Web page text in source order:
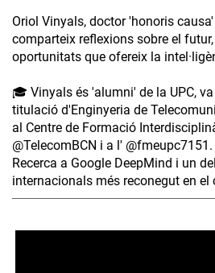
Oriol Vinyals, doctor 'honoris causa'
comparteix reflexions sobre el
oportunitats que ofereix la
🎓 Vinyals és 'alumni' de la UPC,
titulació d'Enginyeria de
al Centre de Formació
‪@TelecomBCN‬ i a l'
Recerca a Google DeepMind i un
internacionals més reconegut en el